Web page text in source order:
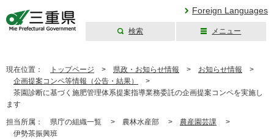
Foreign Languages
検索 メニュー
現在位置： トップページ > 県政・お知らせ情報 > お知らせ情報 >
企画提案コンペ等情報（公告・結果）
>
茶園診断に基づく施肥管理体系提案指導業務委託の企画提案コンペを実施し
ます
担当所属： 県庁の組織一覧 > 農林水産部 > 農産園芸課 >
伊勢茶振興班